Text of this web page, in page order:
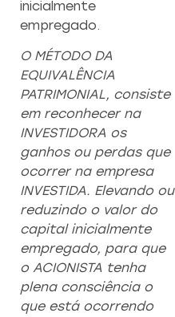
inicialmente
empregado.
O MÉTODO DA
EQUIVALÊNCIA
PATRIMONIAL, consiste
em reconhecer na
INVESTIDORA os
ganhos ou perdas que
ocorrer na empresa
INVESTIDA. Elevando ou
reduzindo o valor do
capital inicialmente
empregado, para que
o ACIONISTA tenha
plena consciência o
que está ocorrendo